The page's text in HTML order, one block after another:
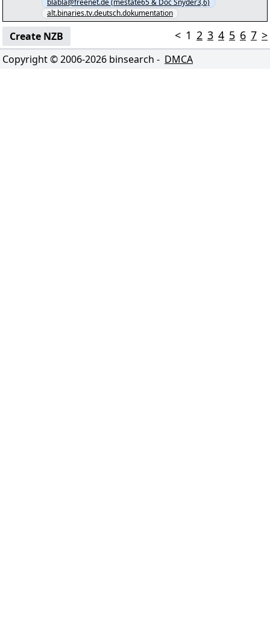
AN.DOKU.dTV.XviD-PressTV.part01.rar
blabla@freenet.de (mestate65 & Doc Snyder3,6)
alt.binaries.tv.deutsch.dokumentation
Create NZB < 1 2 3 4 5 6 7 >
Copyright © 2006-2026 binsearch - DMCA